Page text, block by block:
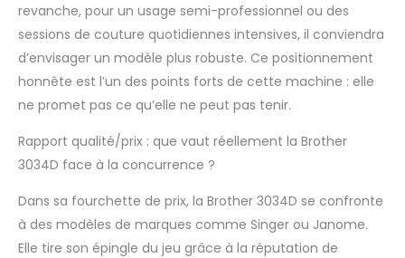
revanche, pour un usage semi-professionnel ou des
sessions de couture quotidiennes intensives, il conviendra
d’envisager un modèle plus robuste. Ce positionnement
honnête est l’un des points forts de cette machine : elle
ne promet pas ce qu’elle ne peut pas tenir.
Rapport qualité/prix : que vaut réellement la Brother
3034D face à la concurrence ?
Dans sa fourchette de prix, la Brother 3034D se confronte
à des modèles de marques comme Singer ou Janome.
Elle tire son épingle du jeu grâce à la réputation de